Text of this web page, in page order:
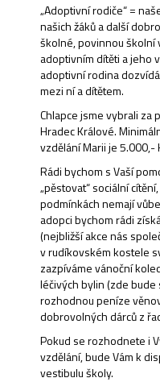
„Adoptivní rodiče“ =
našich žáků a další
školné, povinnou školní
adoptivním dítěti a jeho
adoptivní rodina
mezi ní a dítětem.
Chlapce jsme vybrali za
Hradec Králové.
vzdělání Marii je 5.000,-
Rádi bychom s Vaší
„pěstovat“ sociální
podmínkách nemají
adopci bychom rádi
(nejbližší akce nás
v rudíkovském kostele
zazpíváme vánoční
léčivých bylin (zde bude
rozhodnou peníze
dobrovolných dárců z
Pokud se rozhodnete i
vzdělání, bude Vám k
vestibulu školy.